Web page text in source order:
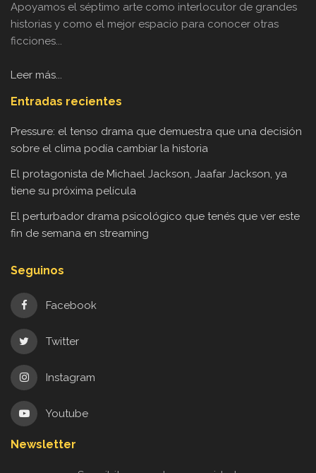
Apoyamos el séptimo arte como interlocutor de grandes
historias y como el mejor espacio para conocer otras
ficciones...
Leer más...
Entradas recientes
Pressure: el tenso drama que demuestra que una decisión
sobre el clima podía cambiar la historia
El protagonista de Michael Jackson, Jaafar Jackson, ya
tiene su próxima película
El perturbador drama psicológico que tenés que ver este
fin de semana en streaming
Seguinos
Facebook
Twitter
Instagram
Youtube
Newsletter